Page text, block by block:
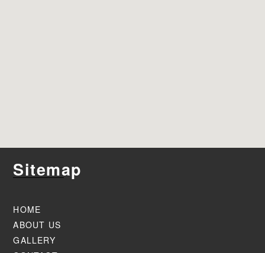
Sitemap
HOME
ABOUT US
GALLERY